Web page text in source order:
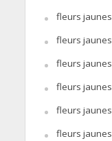
fleurs jaunes
fleurs jaunes
fleurs jaunes
fleurs jaunes
fleurs jaunes
fleurs jaunes